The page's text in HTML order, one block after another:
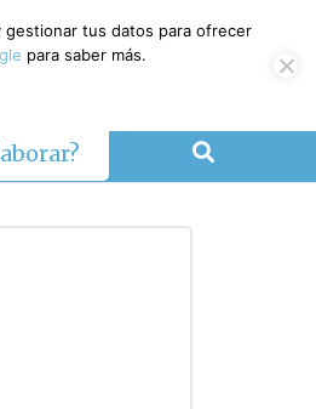
gestionar tus datos para ofrecer
para saber más.